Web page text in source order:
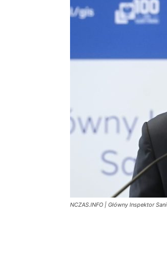
NCZAS.INFO | Główny Inspektor